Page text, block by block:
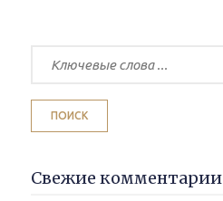
Свежие комментарии